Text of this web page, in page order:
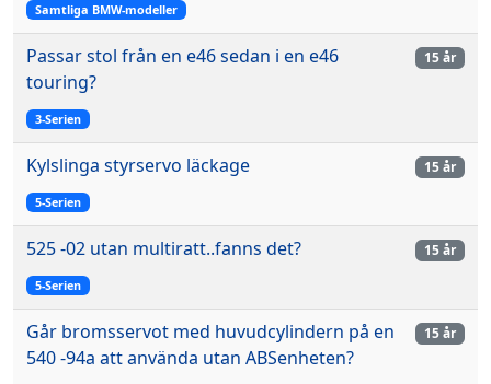
Samtliga BMW-modeller
Passar stol från en e46 sedan i en e46
touring?
3-Serien
15 år
Kylslinga styrservo läckage
5-Serien
15 år
525 -02 utan multiratt..fanns det?
5-Serien
15 år
Går bromsservot med huvudcylindern på en
540 -94a att använda utan ABSenheten?
15 år